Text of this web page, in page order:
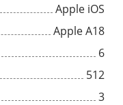
Apple iOS
Apple A18
6
512
3